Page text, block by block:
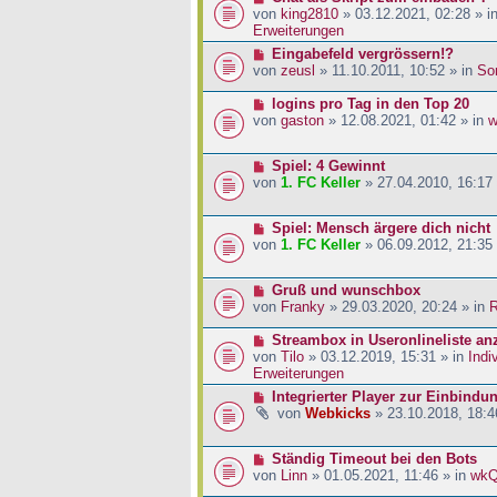
a
g
i
t
r
a
g
r
B
e
t
r
a
g
e
u
e
B
e
t
a
g
von king2810 » 03.12.2021, 02:28 » in
Erweiterungen
N
e
e
r
e
t
a
g
Eingabefeld vergrössern!?
von zeusl » 11.10.2011, 10:52 » in
N
e
e
B
i
r
g
logins pro Tag in den Top 20
von gaston » 12.08.2021, 01:42 » in
N
e
e
B
i
r
a
g
Spiel: 4 Gewinnt
von 1. FC Keller » 27.04.2010, 16:17
N
e
e
B
e
t
r
a
g
Spiel: Mensch ärgere dich nicht
von 1. FC Keller » 06.09.2012, 21:35
N
e
e
r
B
e
t
a
g
Gruß und wunschbox
von Franky » 29.03.2020, 20:24 » in
N
e
u
e
B
t
Streambox in Useronlineliste
von Tilo » 03.12.2019, 15:31 » in
Erweiterungen
N
e
e
B
Integrierter Player zur
von Webkicks » 23.10.2018,
N
e
Ständig Timeout bei den Bots
von Linn » 01.05.2021, 11:46 » in